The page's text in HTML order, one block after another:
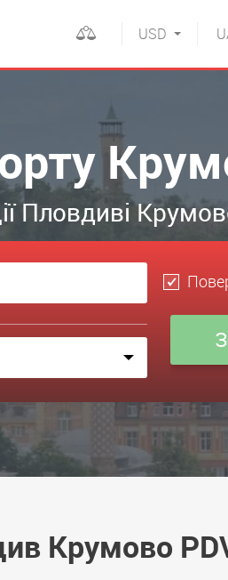
USD
Пловдиві
Крумово